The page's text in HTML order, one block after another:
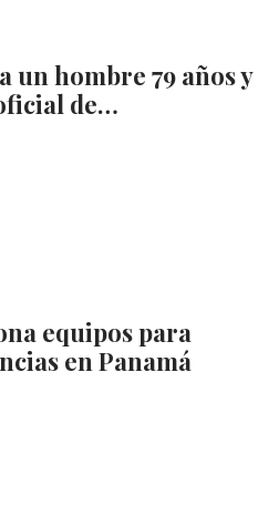
un hombre 79 años y
de…
equipos para
en Panamá